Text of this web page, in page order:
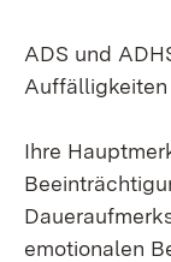
ADS und
Ihre
emotionalen